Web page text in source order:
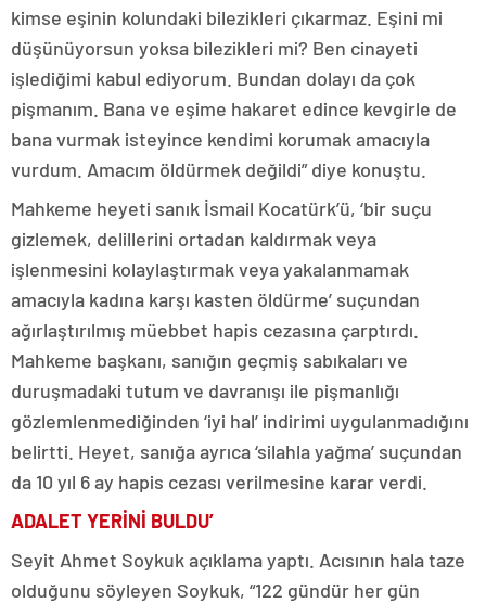
kimse eşinin kolundaki bilezikleri çıkarmaz. Eşini mi
düşünüyorsun yoksa bilezikleri mi? Ben cinayeti
işlediğimi kabul ediyorum. Bundan dolayı da çok
pişmanım. Bana ve eşime hakaret edince kevgirle de
bana vurmak isteyince kendimi korumak amacıyla
vurdum. Amacım öldürmek değildi” diye konuştu.
Mahkeme heyeti sanık İsmail Kocatürk’ü, ‘bir suçu
gizlemek, delillerini ortadan kaldırmak veya
işlenmesini kolaylaştırmak veya yakalanmamak
amacıyla kadına karşı kasten öldürme’ suçundan
ağırlaştırılmış müebbet hapis cezasına çarptırdı.
Mahkeme başkanı, sanığın geçmiş sabıkaları ve
duruşmadaki tutum ve davranışı ile pişmanlığı
gözlemlenmediğinden ‘iyi hal’ indirimi uygulanmadığını
belirtti. Heyet, sanığa ayrıca ‘silahla yağma’ suçundan
da 10 yıl 6 ay hapis cezası verilmesine karar verdi.
ADALET YERİNİ BULDU’
Seyit Ahmet Soykuk açıklama yaptı. Acısının hala taze
olduğunu söyleyen Soykuk, “122 gündür her gün